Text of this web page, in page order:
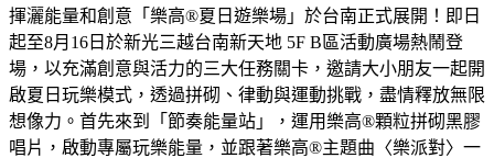
揮灑能量和創意「樂高®夏日遊樂場」於台南正式展開！即日
起至8月16日於新光三越台南新天地 5F B區活動廣場熱鬧登
場，以充滿創意與活力的三大任務關卡，邀請大小朋友一起開
啟夏日玩樂模式，透過拼砌、律動與運動挑戰，盡情釋放無限
想像力。首先來到「節奏能量站」，運用樂高®顆粒拼砌黑膠
唱片，啟動專屬玩樂能量，並跟著樂高®主題曲〈樂派對〉一